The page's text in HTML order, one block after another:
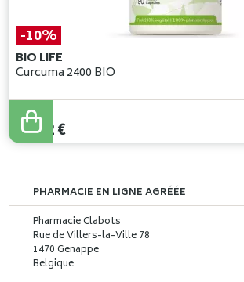
-10%
BIO LIFE
Curcuma 2400 BIO
19,80
17,82€
PHARMACIE EN LIGNE AGRÉÉE
Pharmacie Clabots
Rue de Villers-la-Ville 78
1470 Genappe
Belgique